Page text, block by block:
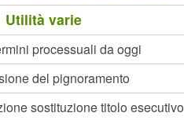
Utilità varie
processuali da oggi
del pignoramento
sostituzione titolo esecutivo